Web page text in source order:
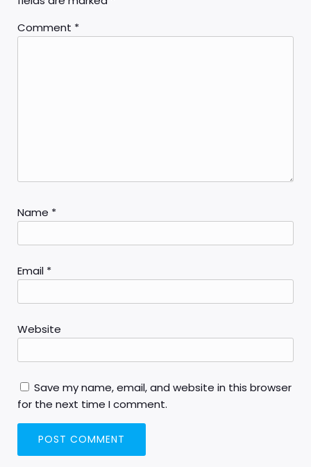
Comment *
Name *
Email *
Website
Save my name, email, and website in this browser
for the next time I comment.